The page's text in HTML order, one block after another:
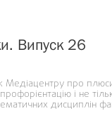
Випуск 26
Медіацентру про
і не
дисциплін